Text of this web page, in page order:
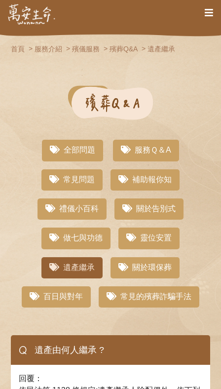
首頁 服務介紹 殯儀服務 殯葬Q&A 遺產繼承
全部問題 服務Ｑ＆A
常見問題 補助報你知
禮儀小百科 關於告別式
做七與功德 靈位安置
遺產繼承 關於環保葬
百日與對年 常見的殯葬詐騙手法
Q 遺產由何人繼承 ?
回覆：